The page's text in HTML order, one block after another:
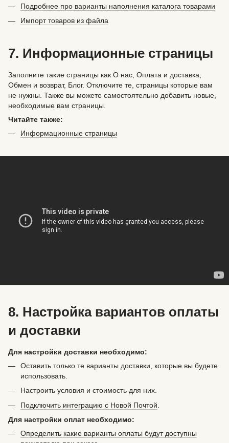
Подробнее про варианты наполнения каталога товарами
Импорт товаров из файла
7. Информационные страницы
Заполните такие страницы как О нас, Оплата и доставка,
Обмен и возврат, Блог. Отключите те, страницы которые вам
не нужны. Также вы можете самостоятельно добавить новые,
необходимые вам страницы.
Читайте также:
Информационные страницы
8. Настройка вариантов оплаты
и доставки
Для настройки доставки необходимо:
Оставить только те варианты доставки, которые вы будете
использовать.
Настроить условия и стоимость для них.
Подключить интеграцию с Новой Почтой
Для настройки оплат необходимо:
Определить какие варианты оплаты будут доступны